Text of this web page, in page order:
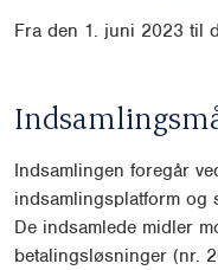
Fra den 1. juni 2023 til
Indsamlingen foregår
indsamlingsplatform og
De indsamlede midler
betalingsløsninger (nr.